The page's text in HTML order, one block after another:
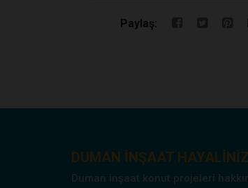
Paylaş:
DUMAN INŞAAT
Duman inşaat konut projeleri